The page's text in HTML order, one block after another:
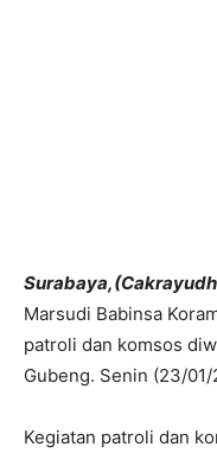
Marsudi Babinsa
patroli dan komsos
Gubeng. Senin (23/01/
Kegiatan patroli dan